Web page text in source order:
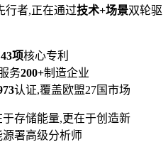
行者,正在通过技术+场景双轮驱
43项核心专利
务200+制造企业
认证,覆盖欧盟27国市场
存储能量,更在于创造新
署高级分析师